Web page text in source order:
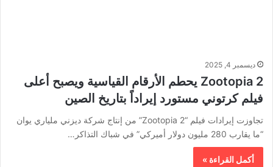
ديسمبر 4, 2025
Zootopia 2 يحطم الأرقام القياسية ويصبح أعلى
فيلم كرتوني مستورد إيراداً بتاريخ الصين
تجاوزت إيرادات فيلم “Zootopia 2” من إنتاج شركة ديزني ملياري يوان
“ما يقارب 280 مليون دولار أميركي” في شباك التذاكر…
أكمل القراءة »